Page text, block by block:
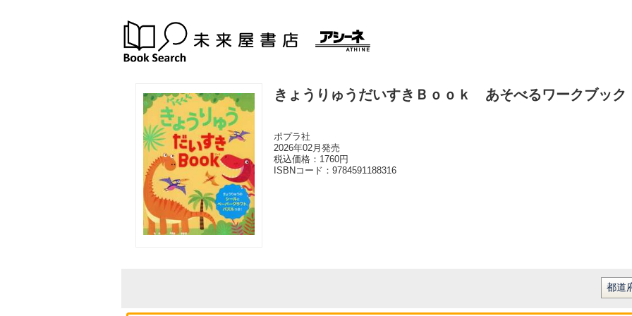
きょうりゅうだいすきＢｏｏｋ あそべるワークブック
ポプラ社
2026年02月発売
税込価格：1760円
ISBNコード： 9784591188316